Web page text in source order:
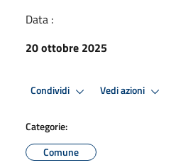
Data :
20 ottobre 2025
Condividi Vedi azioni
Categorie:
Comune